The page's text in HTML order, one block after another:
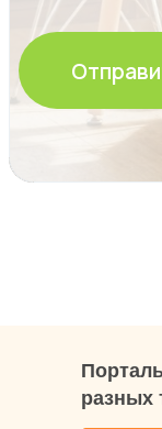
разных
Представленные на
носят
и не являются
положениями ст.
Для получения
продуктах, услугах
нашим
©